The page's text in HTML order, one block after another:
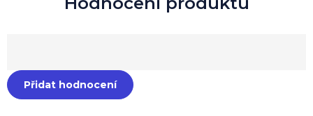
Přidat hodnocení